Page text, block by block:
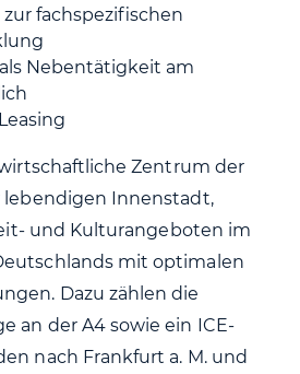
fachspezifischen
Nebentätigkeit am
Zentrum der
lebendigen Innenstadt,
und Kulturangeboten im
mit optimalen
Dazu zählen die
an der A4 sowie ein ICE-
nach Frankfurt a. M. und